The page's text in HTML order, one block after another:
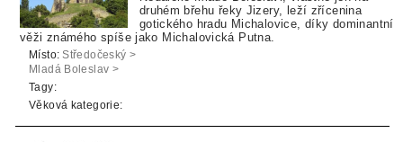
druhém břehu řeky Jizery, leží zřícenina
gotického hradu Michalovice, díky dominantní
věži známého spíše jako Michalovická Putna.
Místo: Středočeský >
Mladá Boleslav >
Mladá Boleslav
Tagy:
Věková kategorie: